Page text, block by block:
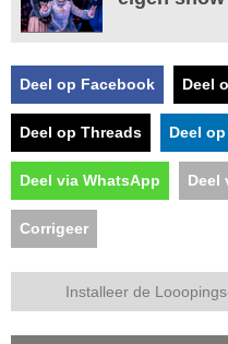
Deel op Facebook Deel
Deel op Threads Deel
Deel via WhatsApp Deel
Corrigeer
Installeer de